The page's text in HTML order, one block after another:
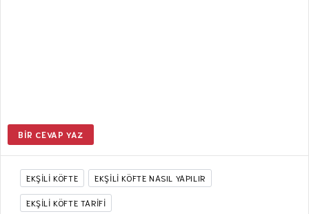
BIR CEVAP YAZ
EKŞILI KÖFTE EKŞILI KÖFTE NASIL YAPILIR
EKŞILI KÖFTE TARIFI